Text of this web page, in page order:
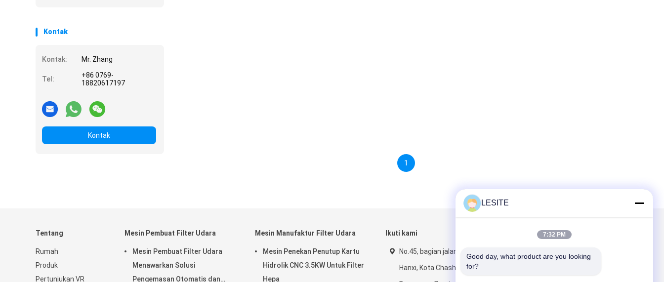
Kontak
Kontak: Mr. Zhang
Tel:
+86 0769-
18820617197
Kontak
1
Tentang
Rumah
Produk
Pertunjukan VR
Mesin Pembuat Filter Udara
Mesin Pembuat Filter Udara
Menawarkan Solusi
Pengemasan Otomatis dan
Mesin Manufaktur Filter Udara
Mesin Penekan Penutup Kartu
Hidrolik CNC 3.5KW Untuk Filter
Hepa
Ikuti kami
No.45, bagian jalan Shuixi,
Hanxi, Kota Chashan, Kota
Kirimkan Kami
LESITE
7:32 PM
Good day, what product are you looking
for?